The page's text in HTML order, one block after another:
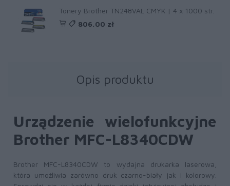
Tonery Brother TN248VAL CMYK | 4 x 1000 str.
806,00 zł
Opis produktu
Urządzenie wielofunkcyjne
Brother MFC-L8340CDW
Brother MFC-L8340CDW to wydajna drukarka laserowa,
która umożliwia zarówno druk czarno-biały jak i kolorowy.